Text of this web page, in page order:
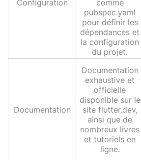
Configuration
comme
pubspec.yaml
pour définir les
dépendances et
la configuration
du projet.
Documentation
Documentation
exhaustive et
officielle
disponible sur le
site flutter.dev,
ainsi que de
nombreux livres
et tutoriels en
ligne.